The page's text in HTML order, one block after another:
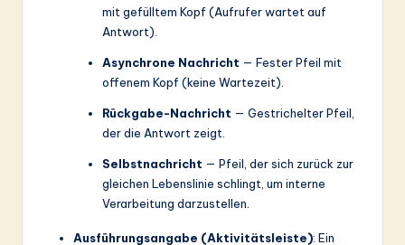
mit gefülltem Kopf (Aufrufer wartet auf
Antwort).
Asynchrone Nachricht — Fester Pfeil mit
offenem Kopf (keine Wartezeit).
Rückgabe-Nachricht — Gestrichelter Pfeil,
der die Antwort zeigt.
Selbstnachricht — Pfeil, der sich zurück zur
gleichen Lebenslinie schlingt, um interne
Verarbeitung darzustellen.
Ausführungsangabe (Aktivitätsleiste): Ein